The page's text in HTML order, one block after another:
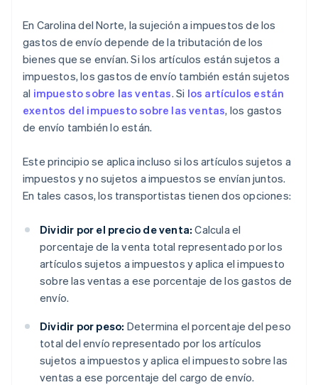
En Carolina del Norte, la sujeción a impuestos de los
gastos de envío depende de la tributación de los
bienes que se envían. Si los artículos están sujetos a
impuestos, los gastos de envío también están sujetos
al impuesto sobre las ventas. Si los artículos están
exentos del impuesto sobre las ventas, los gastos
de envío también lo están.
Este principio se aplica incluso si los artículos sujetos a
impuestos y no sujetos a impuestos se envían juntos.
En tales casos, los transportistas tienen dos opciones:
Dividir por el precio de venta: Calcula el
porcentaje de la venta total representado por los
artículos sujetos a impuestos y aplica el impuesto
sobre las ventas a ese porcentaje de los gastos de
envío.
Dividir por peso: Determina el porcentaje del peso
total del envío representado por los artículos
sujetos a impuestos y aplica el impuesto sobre las
ventas a ese porcentaje del cargo de envío.